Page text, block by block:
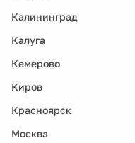
Калининград
Калуга
Кемерово
Киров
Красноярск
Москва